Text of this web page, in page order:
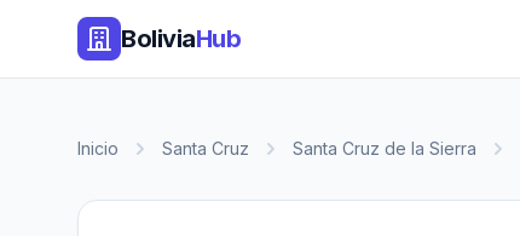
BoliviaHub
Inicio Santa Cruz Santa Cruz de la Sierra